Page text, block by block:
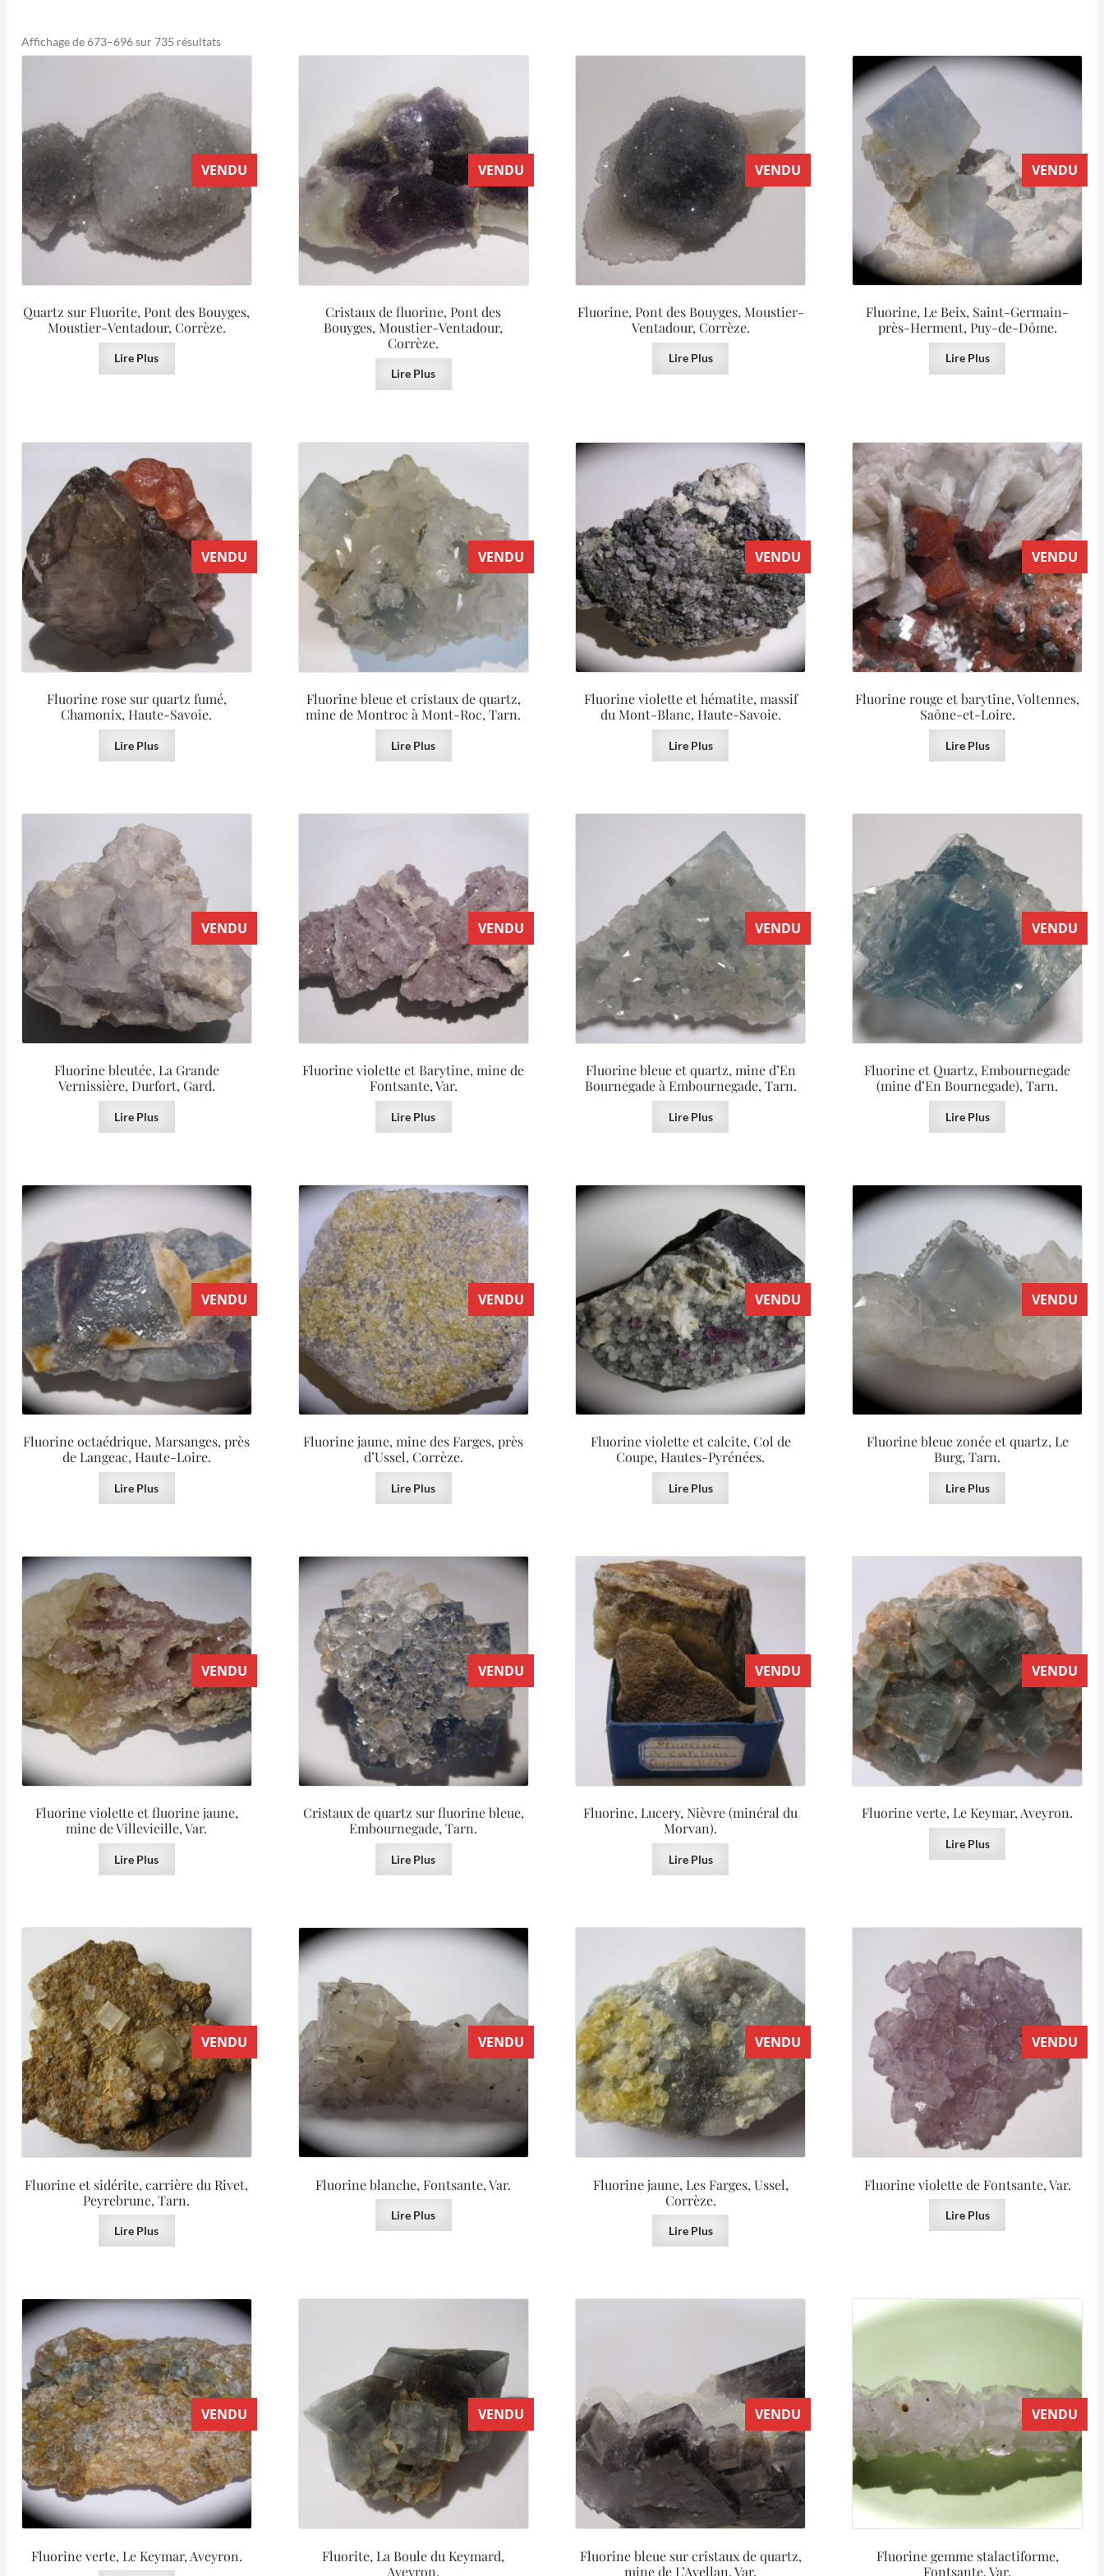
Affichage de 673–696 sur 735 résultatsTrié
du
au
plus
ancien
VENDU
Quartz sur Fluorite, Pont des Bouyges,
Moustier-Ventadour, Corrèze.
Lire Plus
VENDU
Cristaux de fluorine, Pont des
Bouyges, Moustier-Ventadour,
Corrèze.
Lire Plus
VENDU
Fluorine, Pont des Bouyges, Moustier-
Ventadour, Corrèze.
Lire Plus
VENDU
Fluorine, Le Beix, Saint-Germain-
près-Herment, Puy-de-Dôme.
Lire Plus
VENDU
Fluorine rose sur quartz fumé,
Chamonix, Haute-Savoie.
Lire Plus
VENDU
Fluorine bleue et cristaux de quartz,
mine de Montroc à Mont-Roc, Tarn.
Lire Plus
VENDU
Fluorine violette et hématite, massif
du Mont-Blanc, Haute-Savoie.
Lire Plus
VENDU
Fluorine rouge et barytine, Voltennes,
Saône-et-Loire.
Lire Plus
VENDU
Fluorine bleutée, La Grande
Vernissière, Durfort, Gard.
Lire Plus
VENDU
Fluorine violette et Barytine, mine de
Fontsante, Var.
Lire Plus
VENDU
Fluorine bleue et quartz, mine d’En
Bournegade à Embournegade, Tarn.
Lire Plus
VENDU
Fluorine et Quartz, Embournegade
(mine d’En Bournegade), Tarn.
Lire Plus
VENDU
Fluorine octaédrique, Marsanges, près
de Langeac, Haute-Loire.
Lire Plus
VENDU
Fluorine jaune, mine des Farges, près
d’Ussel, Corrèze.
Lire Plus
VENDU
Fluorine violette et calcite, Col de
Coupe, Hautes-Pyrénées.
Lire Plus
VENDU
Fluorine bleue zonée et quartz, Le
Burg, Tarn.
Lire Plus
VENDU
Fluorine violette et fluorine jaune,
mine de Villevieille, Var.
Lire Plus
VENDU
Cristaux de quartz sur fluorine bleue,
Embournegade, Tarn.
Lire Plus
VENDU
Fluorine, Lucery, Nièvre (minéral du
Morvan).
Lire Plus
VENDU
Fluorine verte, Le Keymar, Aveyron.
Lire Plus
VENDU
Fluorine et sidérite, carrière du Rivet,
Peyrebrune, Tarn.
Lire Plus
VENDU
Fluorine blanche, Fontsante, Var.
Lire Plus
VENDU
Fluorine jaune, Les Farges, Ussel,
Corrèze.
Lire Plus
VENDU
Fluorine violette de Fontsante, Var.
Lire Plus
VENDU
Fluorine verte, Le Keymar, Aveyron.
VENDU
Fluorite, La Boule du Keymard,
Aveyron.
VENDU
Fluorine bleue sur cristaux de quartz,
mine de L’Avellan, Var.
VENDU
Fluorine gemme stalactiforme,
Fontsante, Var.